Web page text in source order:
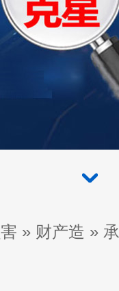
» 财产造 » 承